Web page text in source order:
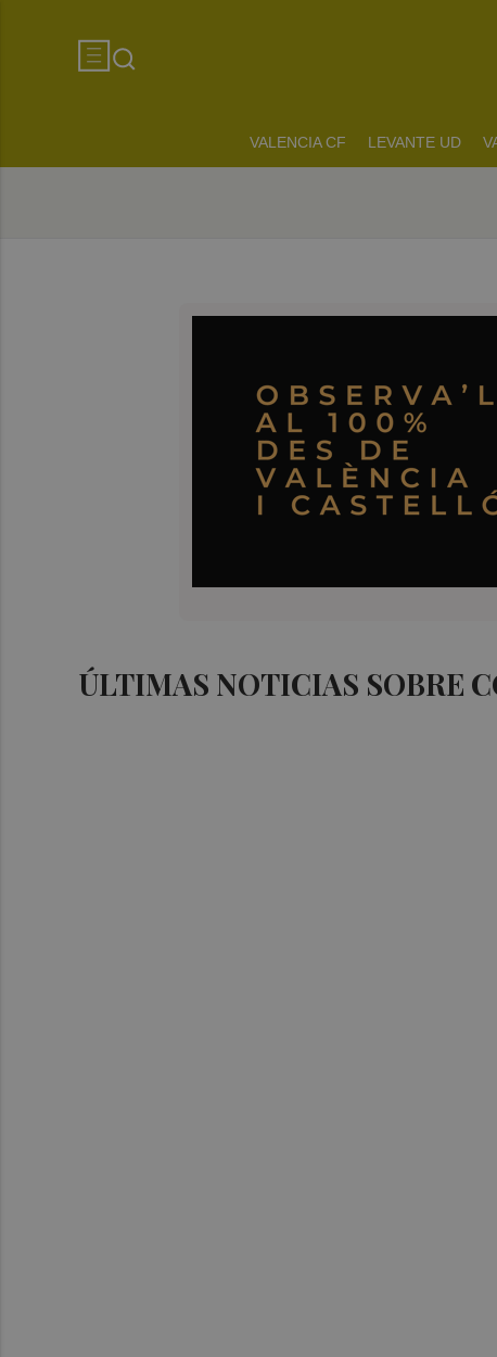
VALENCIA CF LEVANTE UD
ÚLTIMAS NOTICIAS SOBRE